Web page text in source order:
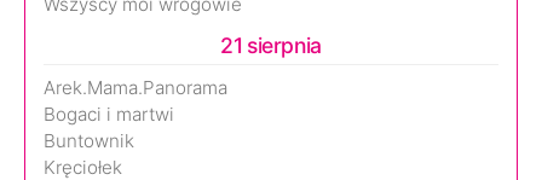
21 sierpnia
Arek.Mama.Panorama
Bogaci i martwi
Buntownik
Kręciołek